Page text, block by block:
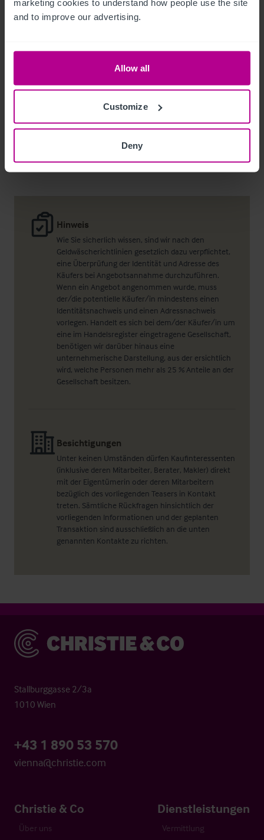
marketing cookies to understand how people use the site
and to improve our advertising.
Allow all
Customize
Deny
Hinweis
Wie Sie sicherlich wissen, sind wir nach den
Geldwäscherichtlinien gesetzlich dazu verpflichtet,
eine Überprüfung der Identität und Adresse des
Käufers bei Angebotsannahme durchzuführen.
Wenn ein Angebot angenommen wurde, muss
der/die potentielle Käufer/in mindestens einen
Identitätsnachweis und einen Adressnachweis
vorlegen. Handelt es sich bei dem/der Käufer/in um
eine im Handelsregister eingetragene Gesellschaft,
benötigen wir darüber hinaus eine
unternehmerische Darstellung, aus der ersichtlich
wird, welche Personen mehr als 25 % Anteile an der
Gesellschaft besitzen.
Besichtigungen
Unter keinen Umständen dürfen Kaufinteressenten
(inklusive deren Mitarbeiter, Berater, Makler) direkt
mit der Eigentümerin oder deren Mitarbeitern
bezüglich des vorliegenden Teasers in Kontakt
treten. Sämtliche Rückfragen hinsichtlich der
vorliegenden Informationen und der geplanten
Transaktion sind ausschließlich an die unten
genannten Kontakte zu richten.
+44 7778 880 583
Christie & Co
Stallburggasse 2/3a
1010 Wien
+43 1 890 53 570
vienna@christie.com
Christie & Co
Über uns
Dienstleistungen
Vermittlung